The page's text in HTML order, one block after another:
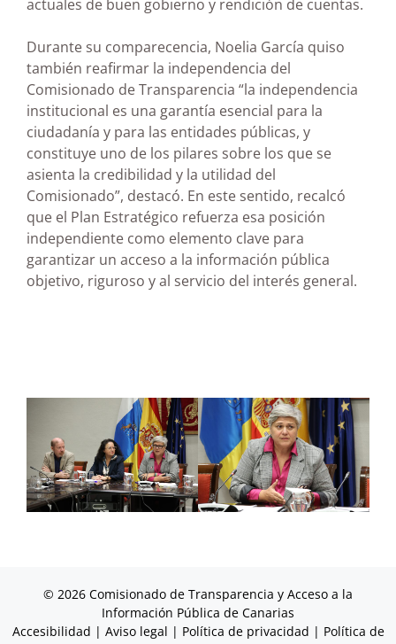
actuales de buen gobierno y rendición de cuentas.
Durante su comparecencia, Noelia García quiso
también reafirmar la independencia del
Comisionado de Transparencia “la independencia
institucional es una garantía esencial para la
ciudadanía y para las entidades públicas, y
constituye uno de los pilares sobre los que se
asienta la credibilidad y la utilidad del
Comisionado”, destacó. En este sentido, recalcó
que el Plan Estratégico refuerza esa posición
independiente como elemento clave para
garantizar un acceso a la información pública
objetivo, riguroso y al servicio del interés general.
© 2026 Comisionado de Transparencia y Acceso a la
Información Pública de Canarias
Accesibilidad | Aviso legal | Política de privacidad | Política de